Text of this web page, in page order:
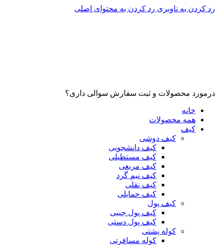
رد کردن به ناوبری رد کردن به محتوای اصلی
درمورد محصولات و ثبت سفارش سوالی داری؟
خانه
همه محصولات
کیف
کیف دوشی
کیف دانشجویی
کیف مستطیلی
کیف مربعی
کیف نیم گرد
کیف نقلی
کیف حمایلی
کیف پول
کیف پول جیبی
کیف پول دستی
کوله پشتی
کوله مسافرتی